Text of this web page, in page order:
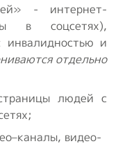
- интернет-
в соцсетях),
инвалидностью и
отдельно
людей с
видео-